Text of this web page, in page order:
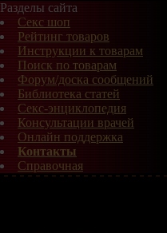
Разделы сайта
Секс шоп
Рейтинг товаров
Инструкции к товарам
Поиск по товарам
Форум/доска сообщений
Библиотека статей
Секс-энциклопедия
Консультации врачей
Онлайн поддержка
Контакты
Справочная